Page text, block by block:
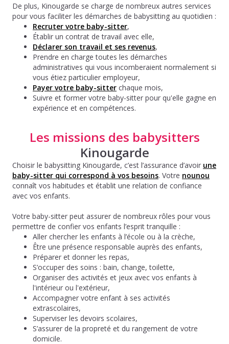
De plus, Kinougarde se charge de nombreux autres services
pour vous faciliter les démarches de babysitting au quotidien :
Recruter votre baby-sitter,
Établir un contrat de travail avec elle,
Déclarer son travail et ses revenus,
Prendre en charge toutes les démarches
administratives qui vous incomberaient normalement si
vous étiez particulier employeur,
Payer votre baby-sitter chaque mois,
Suivre et former votre baby-sitter pour qu'elle gagne en
expérience et en compétences.
Les missions des babysitters
Kinougarde
Choisir le babysitting Kinougarde, c’est l’assurance d’avoir une
baby-sitter qui correspond à vos besoins. Votre nounou
connaît vos habitudes et établit une relation de confiance
avec vos enfants.
Votre baby-sitter peut assurer de nombreux rôles pour vous
permettre de confier vos enfants l’esprit tranquille :
Aller chercher les enfants à l’école ou à la crèche,
Être une présence responsable auprès des enfants,
Préparer et donner les repas,
S’occuper des soins : bain, change, toilette,
Organiser des activités et jeux avec vos enfants à
l'intérieur ou l'extérieur,
Accompagner votre enfant à ses activités
extrascolaires,
Superviser les devoirs scolaires,
S’assurer de la propreté et du rangement de votre
domicile.